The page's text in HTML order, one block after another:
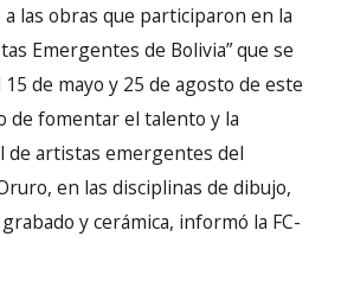
las obras que participaron en la
Emergentes de Bolivia” que se
de mayo y 25 de agosto de este
de fomentar el talento y la
de artistas emergentes del
en las disciplinas de dibujo,
y cerámica, informó la FC-